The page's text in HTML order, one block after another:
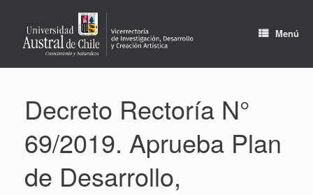
contenido
Menú
Decreto Rectoría N°
69/2019. Aprueba Plan
de Desarrollo,